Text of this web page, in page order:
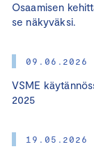
Osaamisen
se näkyväksi.
09.06.2026
VSME
2025
19.05.2026